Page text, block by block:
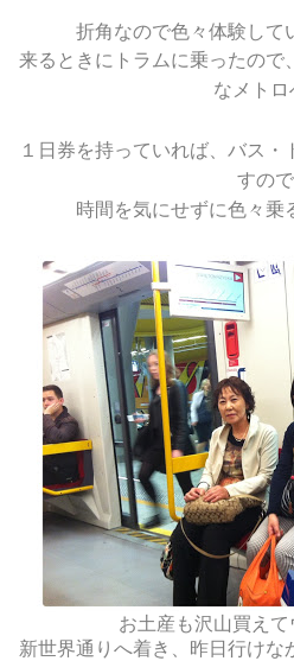
折角なので色々体験して
来るときにトラムに乗ったので
なメトロ
１日券を持っていれば、バス
すので
時間を気にせずに色々乗
お土産も沢山買え
新世界通りへ着き、昨日行けな